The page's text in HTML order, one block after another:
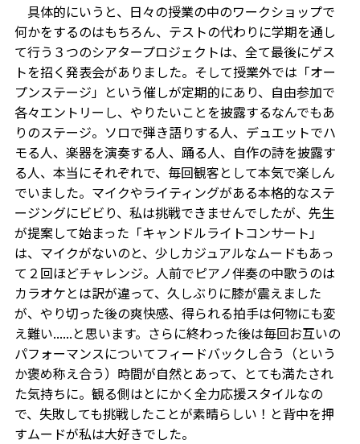
具体的にいうと、日々の授業の中のワークショップで
何かをするのはもちろん、テストの代わりに学期を通し
て行う３つのシアタープロジェクトは、全て最後にゲス
トを招く発表会がありました。そして授業外では「オー
プンステージ」という催しが定期的にあり、自由参加で
各々エントリーし、やりたいことを披露するなんでもあ
りのステージ。ソロで弾き語りする人、デュエットでハ
モる人、楽器を演奏する人、踊る人、自作の詩を披露す
る人、本当にそれぞれで、毎回観客として本気で楽しん
でいました。マイクやライティングがある本格的なステ
ージングにビビり、私は挑戦できませんでしたが、先生
が提案して始まった「キャンドルライトコンサート」
は、マイクがないのと、少しカジュアルなムードもあっ
て２回ほどチャレンジ。人前でピアノ伴奏の中歌うのは
カラオケとは訳が違って、久しぶりに膝が震えました
が、やり切った後の爽快感、得られる拍手は何物にも変
え難い......と思います。さらに終わった後は毎回お互いの
パフォーマンスについてフィードバックし合う（という
か褒め称え合う）時間が自然とあって、とても満たされ
た気持ちに。観る側はとにかく全力応援スタイルなの
で、失敗しても挑戦したことが素晴らしい！と背中を押
すムードが私は大好きでした。